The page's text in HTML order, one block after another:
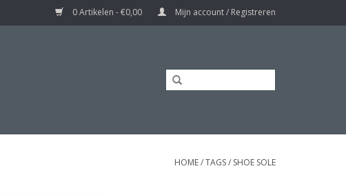
0 Artikelen - €0,00 Mijn account / Registreren
HOME/TAGS/ SHOE SOLE